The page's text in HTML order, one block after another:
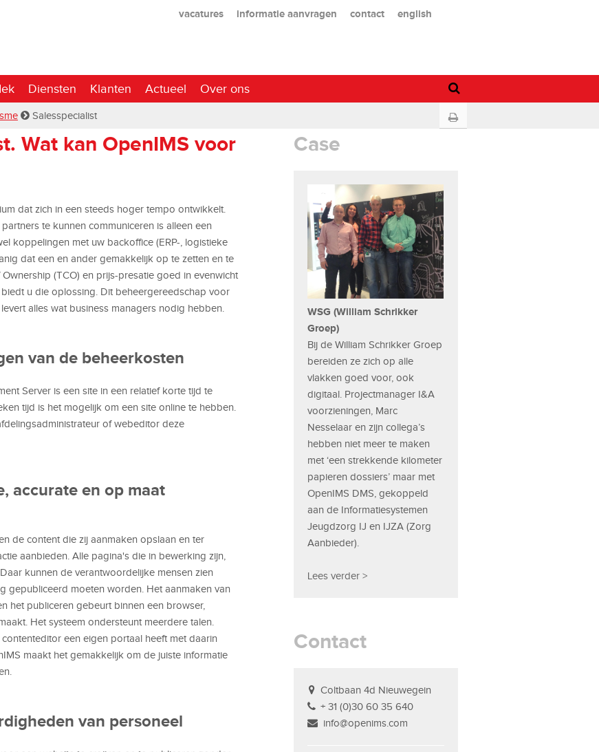
vacatures informatie aanvragen contact english
Diensten Klanten Actueel Over ons
Salesspecialist
Wat kan OpenIMS voor
dat zich in een steeds hoger tempo ontwikkelt.
te kunnen communiceren is alleen een
koppelingen met uw backoffice (ERP-, logistieke
dat een en ander gemakkelijk op te zetten en te
(TCO) en prijs-presatie goed in evenwicht
u die oplossing. Dit beheergereedschap voor
alles wat business managers nodig hebben.
van de beheerkosten
Server is een site in een relatief korte tijd te
tijd is het mogelijk om een site online te hebben.
of webeditor deze
accurate en op maat
de content die zij aanmaken opslaan en ter
aanbieden. Alle pagina's die in bewerking zijn,
kunnen de verantwoordelijke mensen zien
gepubliceerd moeten worden. Het aanmaken van
het publiceren gebeurt binnen een browser,
Het systeem ondersteunt meerdere talen.
een eigen portaal heeft met daarin
maakt het gemakkelijk om de juiste informatie
van personeel
Case
WSG (William Schrikker
Groep)
Bij de William Schrikker Groep
bereiden ze zich op alle
vlakken goed voor, ook
digitaal. Projectmanager I&A
voorzieningen, Marc
Nesselaar en zijn collega’s
hebben niet meer te maken
met ‘een strekkende kilometer
papieren dossiers’ maar met
OpenIMS DMS, gekoppeld
aan de Informatiesystemen
Jeugdzorg IJ en IJZA (Zorg
Aanbieder).
Lees verder >
Contact
Coltbaan 4d Nieuwegein
+ 31 (0)30 60 35 640
info@openims.com